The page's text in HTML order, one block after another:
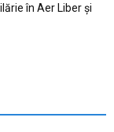
în Aer Liber şi